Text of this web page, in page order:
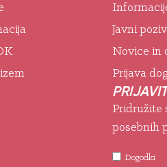
Javni
Novice in
Prijava
Pridružite
posebnih
Dogodki